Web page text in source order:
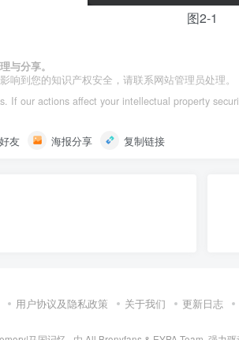
图2-1
与分享。
响到您的知识产权安全，请联系网站管理员处理。
If our actions affect your intellectual property
友 海报分享 复制链接
用户协议及隐私政策 关于我们 更新日志